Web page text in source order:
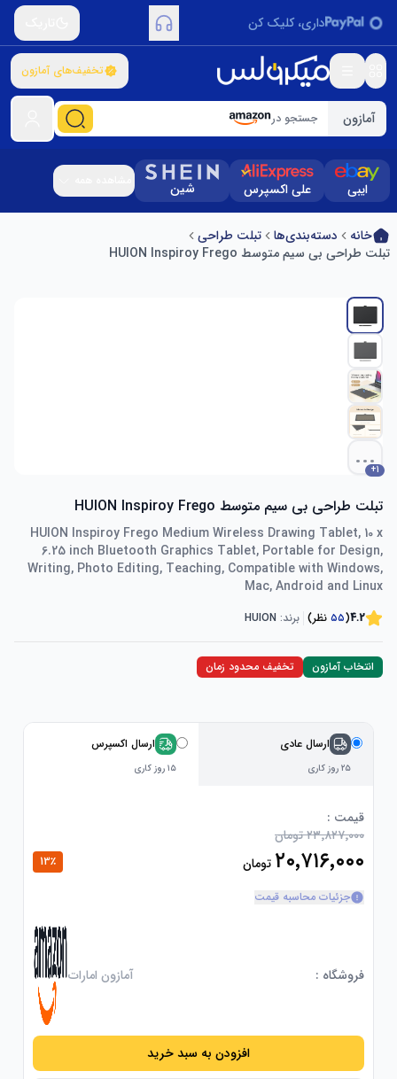
داری، کلیک کن
تخفیف‌های آمازون
آمازون جستجو در
ایبی علی اکسپرس شین
خانه دسته‌بندی‌ها
تبلت طراحی
تبلت طراحی بی سیم متوسط ​​HUION Inspiroy Frego
...
+1
تبلت طراحی بی سیم متوسط ​​HUION Inspiroy Frego
HUION Inspiroy Frego Medium Wireless Drawing Tablet, 10 x
6.25 inch Bluetooth Graphics Tablet, Portable for Design,
Writing, Photo Editing, Teaching, Compatible with Windows,
Mac, Android and Linux
4.2
(۵۵ نظر) برند: HUION
انتخاب آمازون تخفیف محدود زمان
ارسال عادی
۲۵ روز کاری
ارسال اکسپرس
۱۵ روز کاری
قیمت :
۲۳٬۸۲۷٬۰۰۰ تومان
۲۰٬۷۱۶٬۰۰۰ تومان 13٪
جزئیات محاسبه قیمت
فروشگاه : آمازون امارات
افزودن به سبد خرید